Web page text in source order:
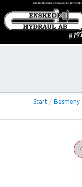
Start / Basmeny